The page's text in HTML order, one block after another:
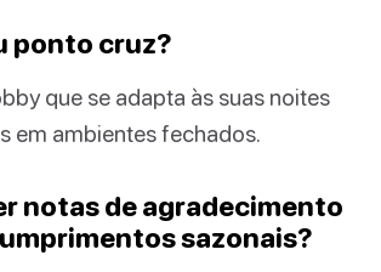
ponto cruz?
que se adapta às suas noites
em ambientes fechados.
notas de agradecimento
sazonais?